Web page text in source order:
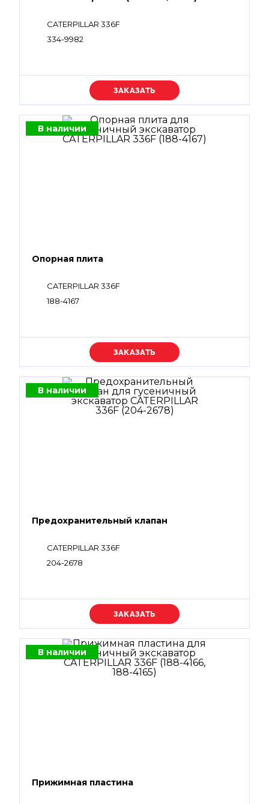
CATERPILLAR 336F
334-9982
Уточняйте цену
В наличии
Опорная плита
CATERPILLAR 336F
188-4167
Уточняйте цену
В наличии
Предохранительный клапан
CATERPILLAR 336F
204-2678
Уточняйте цену
В наличии
Прижимная пластина